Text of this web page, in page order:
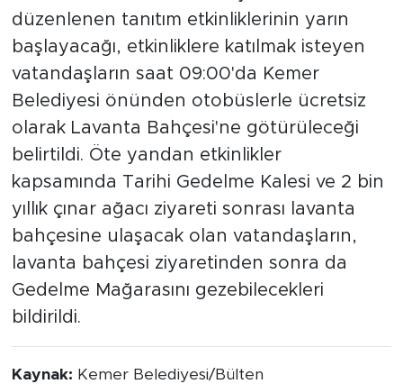
düzenlenen tanıtım etkinliklerinin yarın
başlayacağı, etkinliklere katılmak isteyen
vatandaşların saat 09:00'da Kemer
Belediyesi önünden otobüslerle ücretsiz
olarak Lavanta Bahçesi'ne götürüleceği
belirtildi. Öte yandan etkinlikler
kapsamında Tarihi Gedelme Kalesi ve 2 bin
yıllık çınar ağacı ziyareti sonrası lavanta
bahçesine ulaşacak olan vatandaşların,
lavanta bahçesi ziyaretinden sonra da
Gedelme Mağarasını gezebilecekleri
bildirildi.
Kaynak: Kemer Belediyesi/Bülten